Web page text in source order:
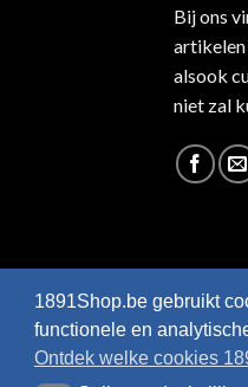
Bij ons
artikelen
alsook
niet zal
1891Shop.be gebruikt
functionele en
Ontdek welke cookies